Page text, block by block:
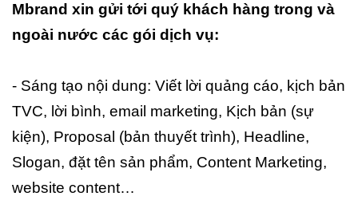
Mbrand xin gửi tới quý khách hàng trong và
ngoài nước các gói dịch vụ:
- Sáng tạo nội dung: Viết lời quảng cáo, kịch bản
TVC, lời bình, email marketing, Kịch bản (sự
kiện), Proposal (bản thuyết trình), Headline,
Slogan, đặt tên sản phẩm, Content Marketing,
website content…